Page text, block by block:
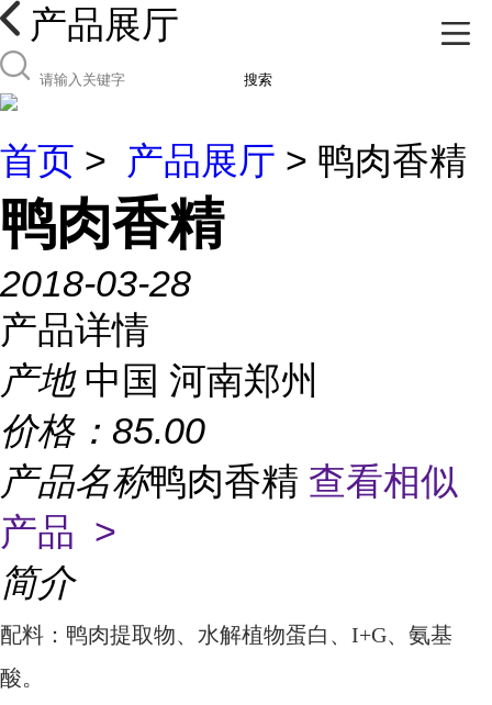
产品展厅
搜索
首页 > 产品展厅 > 鸭肉香精
鸭肉香精
2018-03-28
产品详情
产地 中国 河南郑州
价格： 85.00
产品名称鸭肉香精 查看相似
产品 >
简介
配料：鸭肉提取物、水解植物蛋白、 I+G、氨基
酸。